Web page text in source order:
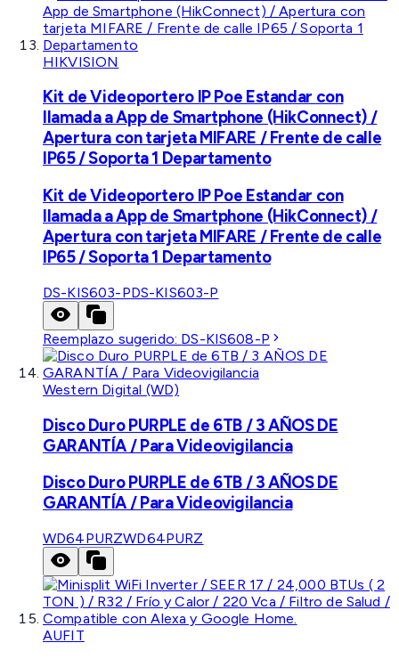
HIKVISION
Kit de Videoportero IP Poe Estandar con
llamada a App de Smartphone (HikConnect) /
Apertura con tarjeta MIFARE / Frente de calle
IP65 / Soporta 1 Departamento
Kit de Videoportero IP Poe Estandar con
llamada a App de Smartphone (HikConnect) /
Apertura con tarjeta MIFARE / Frente de calle
IP65 / Soporta 1 Departamento
DS-KIS603-PDS-KIS603-P
Reemplazo sugerido: DS-KIS608-P
Western Digital (WD)
Disco Duro PURPLE de 6TB / 3 AÑOS DE
GARANTÍA / Para Videovigilancia
Disco Duro PURPLE de 6TB / 3 AÑOS DE
GARANTÍA / Para Videovigilancia
WD64PURZWD64PURZ
AUFIT